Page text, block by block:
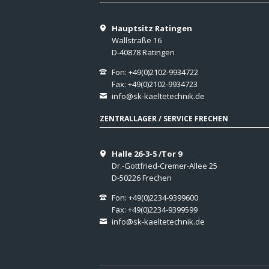
Hauptsitz Ratingen
Wallstraße 16
D-40878 Ratingen
Fon: +49(0)2102-9934722
Fax: +49(0)2102-9934723
info@sk-kaeltetechnik.de
ZENTRALLAGER / SERVICE FRECHEN
Halle 26-3-5 /Tor 9
Dr.-Gottfried-Cremer-Allee 25
D-50226 Frechen
Fon: +49(0)2234-9399600
Fax: +49(0)2234-9399599
info@sk-kaeltetechnik.de